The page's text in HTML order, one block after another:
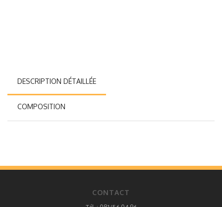
DESCRIPTION DÉTAILLÉE
COMPOSITION
CONTACT